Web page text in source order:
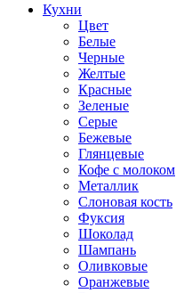
Кухни
Цвет
Белые
Черные
Желтые
Красные
Зеленые
Серые
Бежевые
Глянцевые
Кофе с молоком
Металлик
Слоновая кость
Фуксия
Шоколад
Шампань
Оливковые
Оранжевые